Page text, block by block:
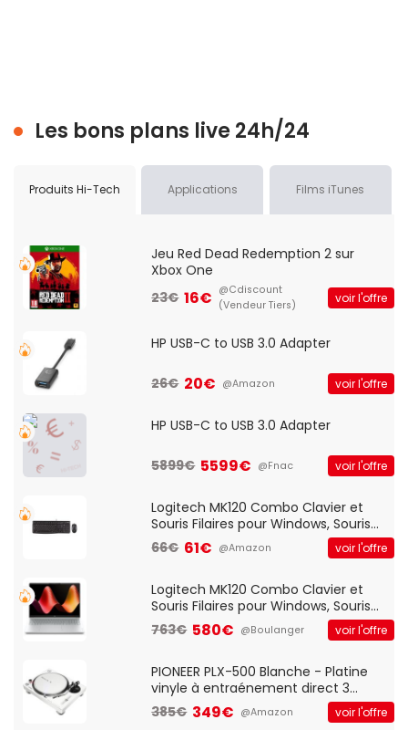
Les bons plans live 24h/24
Produits Hi-Tech Applications Films iTunes
Jeu Red Dead Redemption 2 sur
Xbox One
23€ 16€ @Cdiscount
(Vendeur Tiers)
voir l'offre
HP USB-C to USB 3.0 Adapter
26€ 20€ @Amazon voir l'offre
HP USB-C to USB 3.0 Adapter
5899€ 5599€ @Fnac voir l'offre
Logitech MK120 Combo Clavier et
Souris Filaires pour Windows, Souris
Optique Filaire, Connexion USB Plug
And Play, Confortable, Taille
QWERTY UK - Noir
66€ 61€ @Amazon voir l'offre
Logitech MK120 Combo Clavier et
Souris Filaires pour Windows, Souris
Optique Filaire, Connexion USB Plug
And Play, Confortable, Taille
QWERTY UK - Noir
763€ 580€ @Boulanger voir l'offre
PIONEER PLX-500 Blanche - Platine
vinyle à entraénement direct 3
vitesses (33-45-78 trs/min) avec
pre-ampli intégré et port USB
385€ 349€ @Amazon voir l'offre